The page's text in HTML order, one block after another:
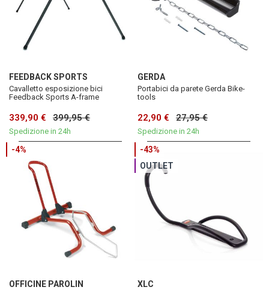
FEEDBACK SPORTS
Cavalletto esposizione bici
Feedback Sports A-frame
339,90 € 399,95 €
Spedizione in 24h
GERDA
Portabici da parete Gerda Bike-
tools
22,90 € 27,95 €
Spedizione in 24h
-4%
OFFICINE PAROLIN
-43%
OUTLET
XLC